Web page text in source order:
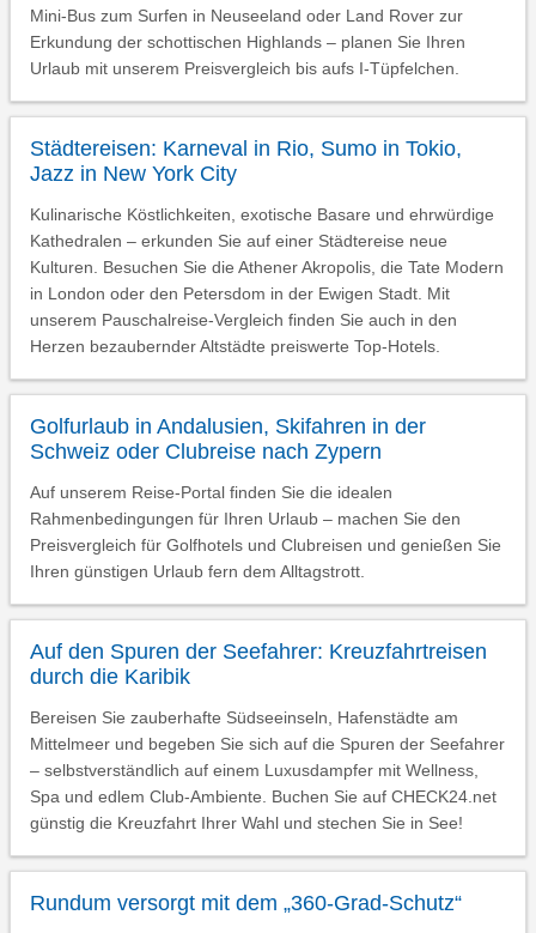
Mini-Bus zum Surfen in Neuseeland oder Land Rover zur
Erkundung der schottischen Highlands – planen Sie Ihren
Urlaub mit unserem Preisvergleich bis aufs I-Tüpfelchen.
Städtereisen: Karneval in Rio, Sumo in Tokio,
Jazz in New York City
Kulinarische Köstlichkeiten, exotische Basare und ehrwürdige
Kathedralen – erkunden Sie auf einer Städtereise neue
Kulturen. Besuchen Sie die Athener Akropolis, die Tate Modern
in London oder den Petersdom in der Ewigen Stadt. Mit
unserem Pauschalreise-Vergleich finden Sie auch in den
Herzen bezaubernder Altstädte preiswerte Top-Hotels.
Golfurlaub in Andalusien, Skifahren in der
Schweiz oder Clubreise nach Zypern
Auf unserem Reise-Portal finden Sie die idealen
Rahmenbedingungen für Ihren Urlaub – machen Sie den
Preisvergleich für Golfhotels und Clubreisen und genießen Sie
Ihren günstigen Urlaub fern dem Alltagstrott.
Auf den Spuren der Seefahrer: Kreuzfahrtreisen
durch die Karibik
Bereisen Sie zauberhafte Südseeinseln, Hafenstädte am
Mittelmeer und begeben Sie sich auf die Spuren der Seefahrer
– selbstverständlich auf einem Luxusdampfer mit Wellness,
Spa und edlem Club-Ambiente. Buchen Sie auf CHECK24.net
günstig die Kreuzfahrt Ihrer Wahl und stechen Sie in See!
Rundum versorgt mit dem „360-Grad-Schutz“